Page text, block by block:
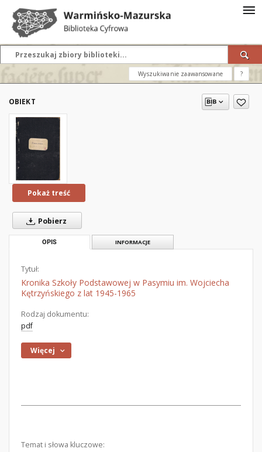
Wyszukiwanie zaawansowane ?
OBIEKT
Pokaż treść
Pobierz
OPIS INFORMACJE
Tytuł:
Kronika Szkoły Podstawowej w Pasymiu im. Wojciecha
Kętrzyńskiego z lat 1945-1965
Rodzaj dokumentu:
pdf
Więcej
Temat i słowa kluczowe: